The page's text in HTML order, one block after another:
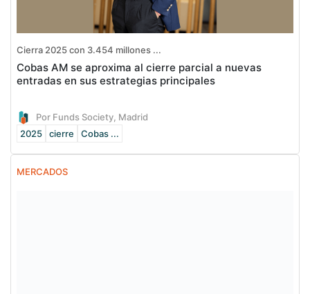
Cierra 2025 con 3.454 millones ...
Cobas AM se aproxima al cierre parcial a nuevas
entradas en sus estrategias principales
Por Funds Society, Madrid
2025
cierre Cobas ...
MERCADOS